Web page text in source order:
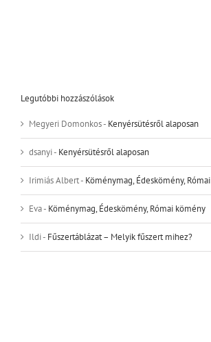
Legutóbbi hozzászólások
Megyeri Domonkos- Kenyérsütésről alaposan
dsanyi- Kenyérsütésről alaposan
Irimiás Albert- Köménymag, Édeskömény,
Eva- Köménymag, Édeskömény, Római kömény
Ildi- Fűszertáblázat – Melyik fűszert mihez?